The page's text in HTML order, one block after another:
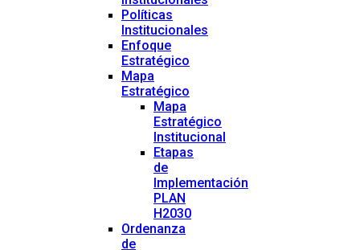
Políticas
Institucionales
Enfoque
Estratégico
Mapa
Estratégico
Mapa
Estratégico
Institucional
Etapas
de
Implementación
PLAN
H2030
Ordenanza
de